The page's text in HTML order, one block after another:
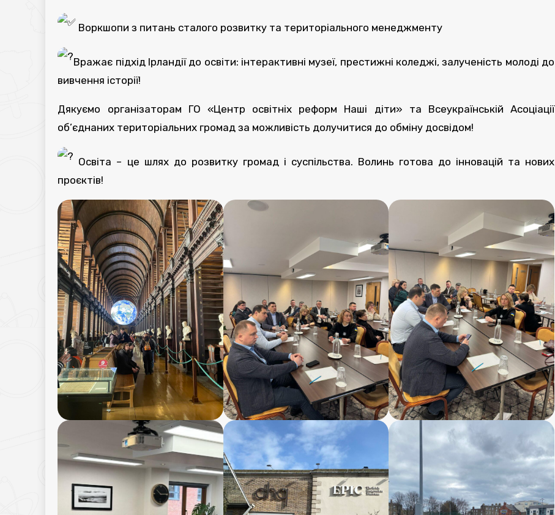
Воркшопи з питань сталого розвитку та територіального менеджменту
Вражає підхід Ірландії до освіти: інтерактивні музеї, престижні коледжі, залученість молоді до
вивчення історії!
Дякуємо організаторам ГО «Центр освітніх реформ Наші діти» та Всеукраїнській Асоціації
об’єднаних територіальних громад за можливість долучитися до обміну досвідом!
Освіта – це шлях до розвитку громад і суспільства. Волинь готова до інновацій та нових
проєктів!